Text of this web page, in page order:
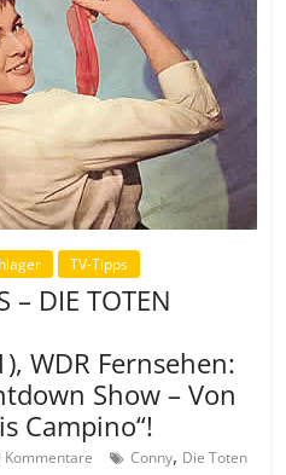
TV-Tipps
– DIE TOTEN
WDR Fernsehen:
Show – Von
Campino“!
Kommentare Conny, Die Toten